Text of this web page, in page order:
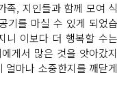
족, 지인들과 함께 모여 식
기를 마실 수 있게 되었습
니 이보다 더 행복할 수는
게서 많은 것을 앗아갔지
얼마나 소중한지를 깨닫게